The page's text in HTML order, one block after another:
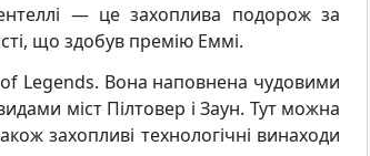
— це захоплива подорож за
що здобув премію Еммі.
Legends. Вона наповнена чудовими
міст Пілтовер і Заун. Тут можна
захопливі технологічні винаходи